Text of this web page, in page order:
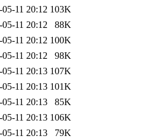
05-11 20:12 103K
05-11 20:12
88K
05-11 20:12 100K
05-11 20:12
98K
05-11 20:13 107K
05-11 20:13 101K
05-11 20:13
85K
05-11 20:13 106K
05-11 20:13
79K